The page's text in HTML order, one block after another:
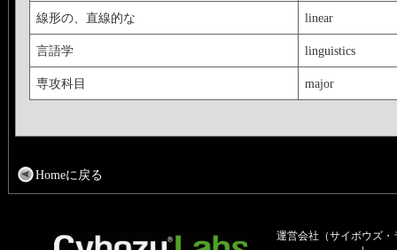
線形の、直線的な linear
言語学 linguistics
専攻科目 major
Homeに戻る
運営会社（サイボウズ・